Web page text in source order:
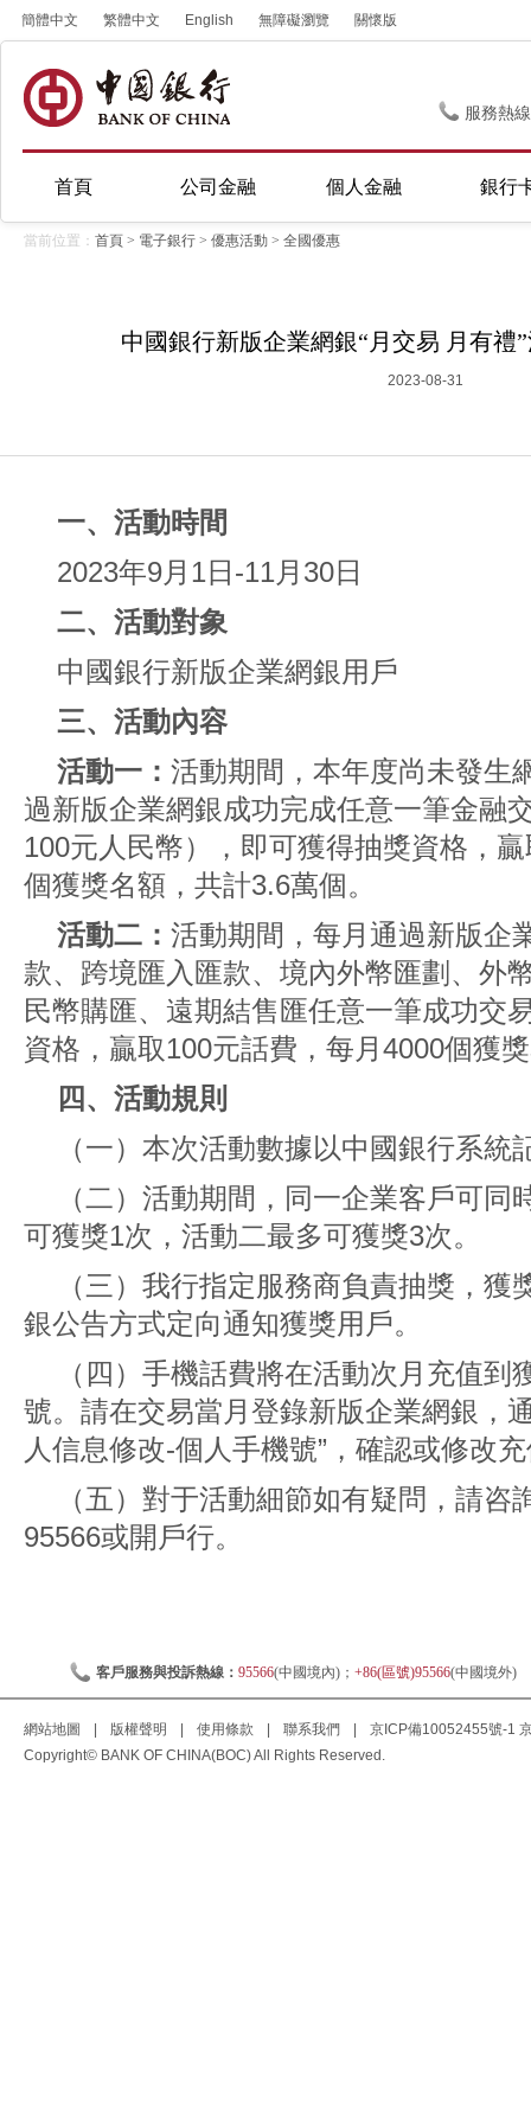
簡體中文 繁體中文 English 無障礙瀏覽 關懷版
服務熱
首頁 公司金融 個人金融 銀行
當前位置： 首頁 > 電子銀行 > 優惠活動 > 全國優惠
中國銀行新版企業網銀“月交易 月有禮
2023-08-31
一、活動時間
2023年9月1日-11月30日
二、活動對象
中國銀行新版企業網銀用戶
三、活動內容
活動一： 活動期間，本年度尚未發生
過新版企業網銀成功完成任意一筆金融
100元人民幣），即可獲得抽獎資格，
個獲獎名額，共計3.6萬個。
活動二： 活動期間，每月通過新版企
款、跨境匯入匯款、境內外幣匯劃、外
民幣購匯、遠期結售匯任意一筆成功交
資格，贏取100元話費，每月4000個獲
四、活動規則
（一）本次活動數據以中國銀行系統
（二）活動期間，同一企業客戶可
可獲獎1次，活動二最多可獲獎3次。
（三）我行指定服務商負責抽獎，
銀公告方式定向通知獲獎用戶。
（四）手機話費將在活動次月充值
號。請在交易當月登錄新版企業網銀，
人信息修改-個人手機號”，確認或修改
（五）對于活動細節如有疑問，請咨
95566或開戶行。
客戶服務與投訴熱線： 95566(中國境內)； +86(區號)95566(中國境外)
網站地圖 版權聲明 使用條款 聯系我們 京ICP備10052455號-1
Copyright© BANK OF CHINA(BOC) All Rights Reserved.